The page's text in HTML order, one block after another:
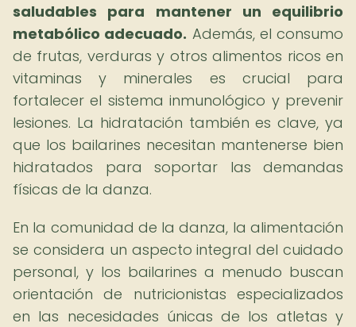
saludables para mantener un equilibrio
metabólico adecuado. Además, el consumo
de frutas, verduras y otros alimentos ricos en
vitaminas y minerales es crucial para
fortalecer el sistema inmunológico y prevenir
lesiones. La hidratación también es clave, ya
que los bailarines necesitan mantenerse bien
hidratados para soportar las demandas
físicas de la danza.
En la comunidad de la danza, la alimentación
se considera un aspecto integral del cuidado
personal, y los bailarines a menudo buscan
orientación de nutricionistas especializados
en las necesidades únicas de los atletas y